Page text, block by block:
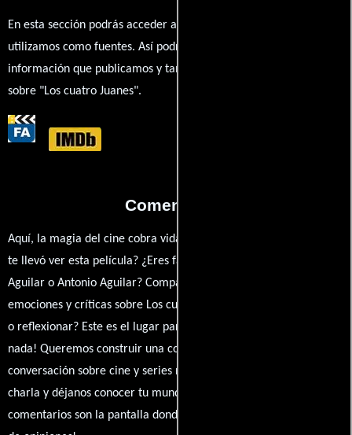
En esta sección podrás acceder a los recursos externos que
utilizamos como fuentes. Así podrás chequear toda la
información que publicamos y también ampliar tu conocimiento
sobre "Los cuatro Juanes".
Comentarios
Aquí, la magia del cine cobra vida a través de tus opiniones. ¿Qué
te llevó ver esta película? ¿Eres fan de Miguel Zacarías, Luis
Aguilar o Antonio Aguilar? Comparte tus pensamientos,
emociones y críticas sobre Los cuatro Juanes. ¿Te hizo reír, llorar
o reflexionar? Este es el lugar para expresarlo. ¡No te guardes
nada! Queremos construir una comunidad apasionada donde la
conversación sobre cine y series nunca se detenga. Únete a la
charla y déjanos conocer tu mundo cinematográfico. ¡Los
comentarios son la pantalla donde se proyecta nuestra diversidad